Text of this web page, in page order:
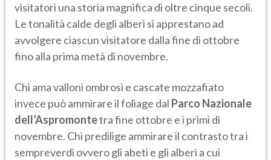
visitatori una storia magnifica di oltre cinque secoli.
Le tonalità calde degli alberi si apprestano ad
avvolgere ciascun visitatore dalla fine di ottobre
fino alla prima metà di novembre.
Chi ama valloni ombrosi e cascate mozzafiato
invece può ammirare il foliage dal Parco Nazionale
dell’Aspromontetra fine ottobre e i primi di
novembre. Chi predilige ammirare il contrasto tra i
sempreverdi ovvero gli abeti e gli alberi a cui